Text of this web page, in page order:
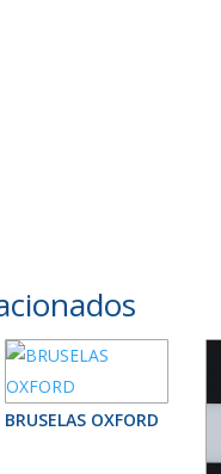
BRUSELAS OXFORD